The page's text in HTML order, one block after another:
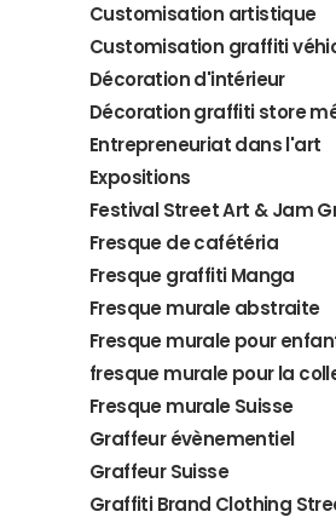
Customisation artistique
Customisation graffiti
Décoration d'intérieur
Décoration graffiti store
Entrepreneuriat dans l'art
Expositions
Festival Street Art & Jam
Fresque de cafétéria
Fresque graffiti Manga
Fresque murale abstraite
Fresque murale pour
fresque murale pour la
Fresque murale Suisse
Graffeur évènementiel
Graffeur Suisse
Graffiti Brand Clothing